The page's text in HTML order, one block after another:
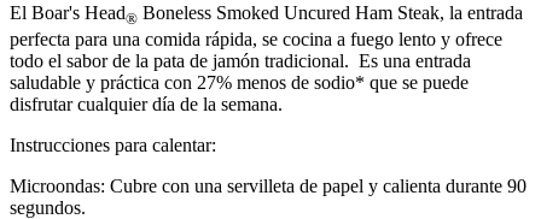
El Boar's Head® Boneless Smoked Uncured Ham Steak, la entrada
perfecta para una comida rápida, se cocina a fuego lento y ofrece
todo el sabor de la pata de jamón tradicional. Es una entrada
saludable y práctica con 27% menos de sodio* que se puede
disfrutar cualquier día de la semana.
Instrucciones para calentar:
Microondas: Cubre con una servilleta de papel y calienta durante 90
segundos.